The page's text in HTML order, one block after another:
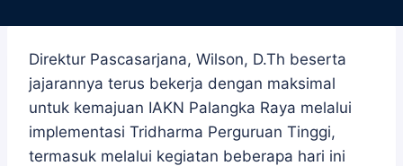
Direktur Pascasarjana, Wilson, D.Th beserta
jajarannya terus bekerja dengan maksimal
untuk kemajuan IAKN Palangka Raya melalui
implementasi Tridharma Perguruan Tinggi,
termasuk melalui kegiatan beberapa hari ini